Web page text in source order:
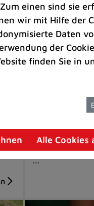
„Manege
und starke
am 17.
…
einen sind sie
wir mit Hilfe der
Daten
der
finden Sie in
Alle Cookies